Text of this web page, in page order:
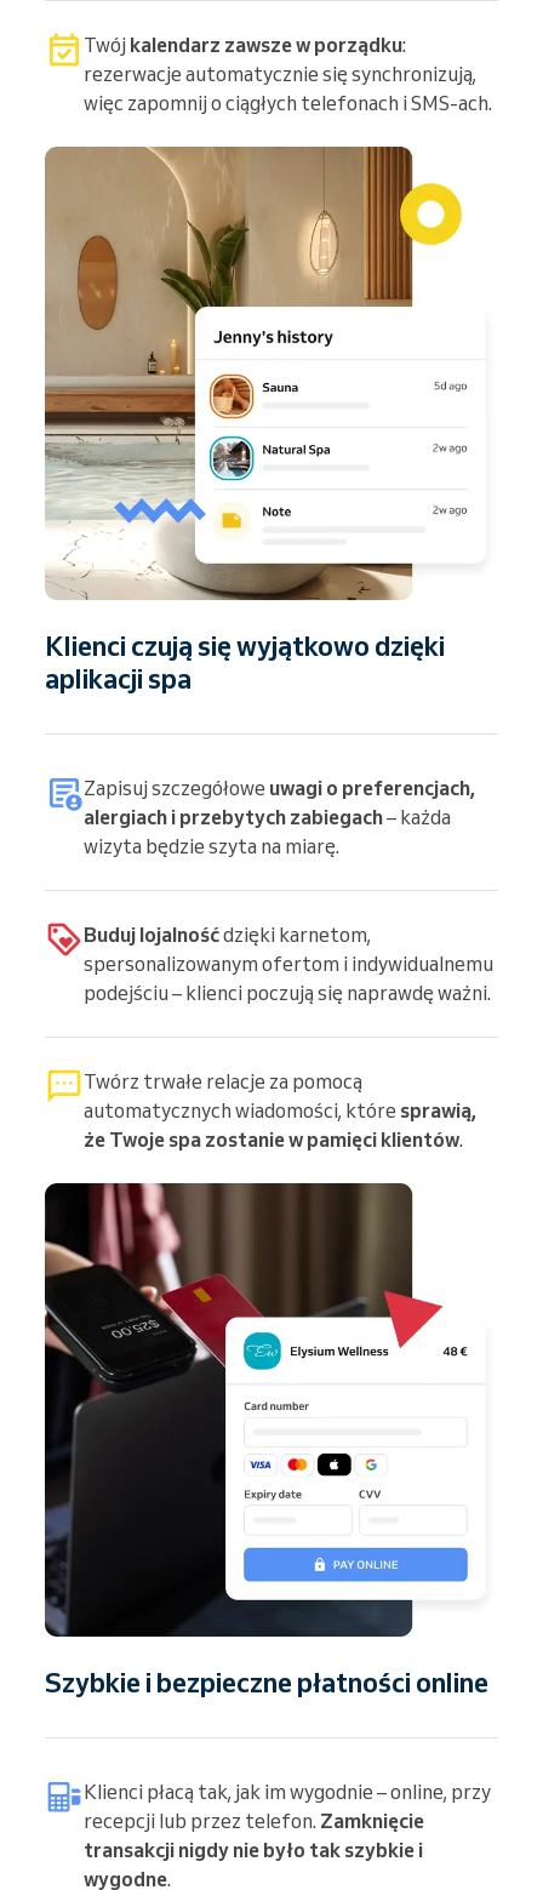
Twój kalendarz zawsze w porządku:
rezerwacje automatycznie się synchronizują,
więc zapomnij o ciągłych telefonach i SMS-ach.
Klienci czują się wyjątkowo dzięki
aplikacji spa
Zapisuj szczegółowe uwagi o preferencjach,
alergiach i przebytych zabiegach– każda
wizyta będzie szyta na miarę.
Buduj lojalnośćdzięki karnetom,
spersonalizowanym ofertom i indywidualnemu
podejściu – klienci poczują się naprawdę ważni.
Twórz trwałe relacje za pomocą
automatycznych wiadomości, które sprawią,
że Twoje spa zostanie w pamięci klientów.
Szybkie i bezpieczne płatności online
Klienci płacą tak, jak im wygodnie – online, przy
recepcji lub przez telefon. Zamknięcie
transakcji nigdy nie było tak szybkie i
wygodne.